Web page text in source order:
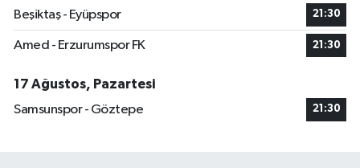
Beşiktaş - Eyüpspor 21:30
Amed - Erzurumspor FK 21:30
17 Ağustos, Pazartesi
Samsunspor - Göztepe
21:30